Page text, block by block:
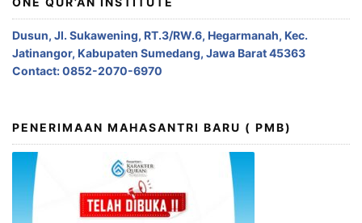
Dusun, Jl. Sukawening, RT.3/RW.6, Hegarmanah, Kec.
Jatinangor, Kabupaten Sumedang, Jawa Barat 45363
Contact: 0852-2070-6970
PENERIMAAN MAHASANTRI BARU ( PMB)